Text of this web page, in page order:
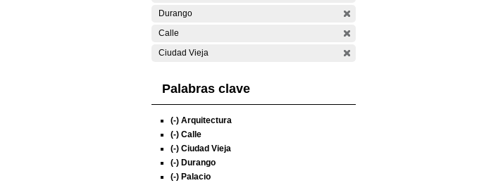
Durango
Calle
Ciudad Vieja
Palabras clave
(-) Arquitectura
(-) Calle
(-) Ciudad Vieja
(-) Durango
(-) Palacio